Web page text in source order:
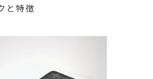
と特徴